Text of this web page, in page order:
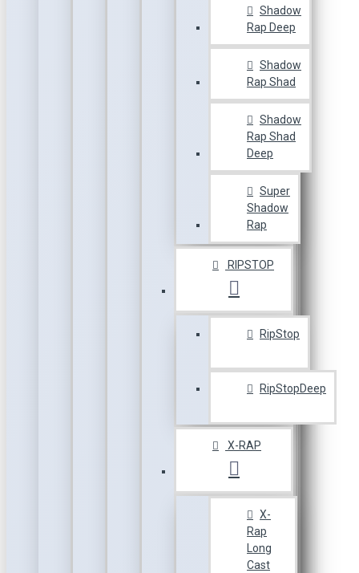
Shadow
Rap Deep
Shadow
Rap Shad
Shadow
Rap Shad
Deep
Super
Shadow
Rap
RIPSTOP
RipStop
RipStopDeep
X-RAP
X-
Rap
Long
Cast